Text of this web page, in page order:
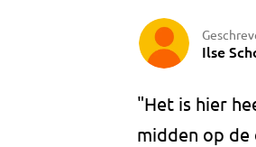
Ilse
"Het is hier
midden op de